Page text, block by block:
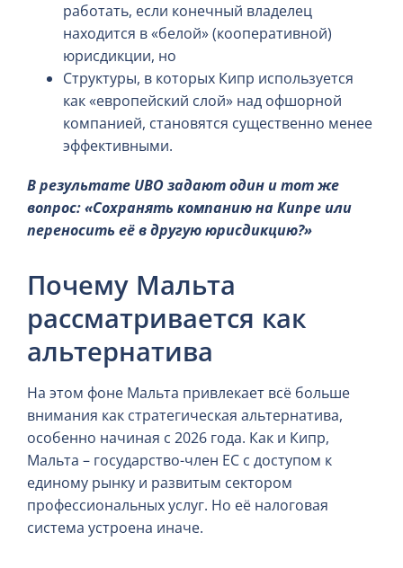
работать, если конечный владелец
находится в «белой» (кооперативной)
юрисдикции, но
Структуры, в которых Кипр используется
как «европейский слой» над офшорной
компанией, становятся существенно менее
эффективными.
В результате UBO задают один и тот же
вопрос: «Сохранять компанию на Кипре или
переносить её в другую юрисдикцию?»
Почему Мальта
рассматривается как
альтернатива
На этом фоне Мальта привлекает всё больше
внимания как стратегическая альтернатива,
особенно начиная с 2026 года. Как и Кипр,
Мальта – государство-член ЕС с доступом к
единому рынку и развитым сектором
профессиональных услуг. Но её налоговая
система устроена иначе.